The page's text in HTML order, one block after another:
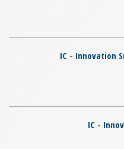
IC - Innovation
IC -